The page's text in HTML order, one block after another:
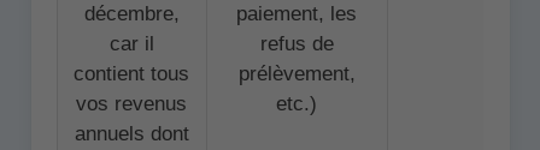
décembre,
car il
contient tous
vos revenus
annuels dont
paiement, les
refus de
prélèvement,
etc.)